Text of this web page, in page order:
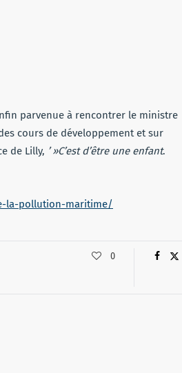
parvenue à rencontrer le ministre
cours de développement et sur
de Lilly, ’ »C’est d’être une enfant.
la-pollution-maritime/
0